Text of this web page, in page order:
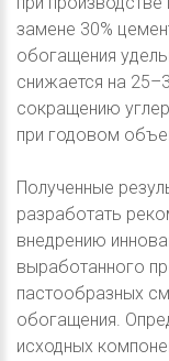
замене 30%
обогащения
снижается на
сокращению
при годовом
Полученные
разработать
внедрению
выработанного
пастообразных
обогащения.
исходных